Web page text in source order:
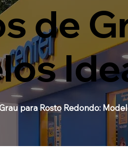
de
para Rosto Redondo: